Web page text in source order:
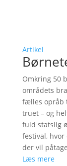
Artikel
Omkring 50
områdets
fælles opråb
truet – og
fuld statslig
festival,
der vil
Læs mere